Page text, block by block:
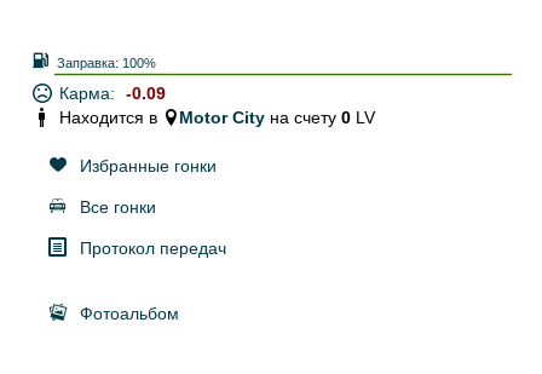
Заправка: 100%
Карма:
-0.09
Находится в
Motor City на счету 0 LV
Избранные гонки
Все гонки
Протокол передач
Фотоальбом